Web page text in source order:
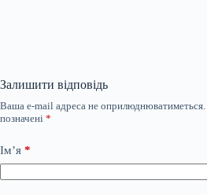
Залишити відповідь
Ваша e-mail адреса не оприлюднюватиметься.
позначені *
Ім’я *